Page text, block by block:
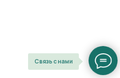
Связь с нами